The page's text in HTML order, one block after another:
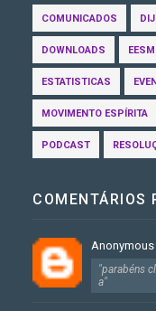
COMUNICADOS
DOWNLOADS EESM
ESTATISTICAS
MOVIMENTO ESPÍRITA
PODCAST
COMENTÁRIOS
Anonymous
"parabéns
a"